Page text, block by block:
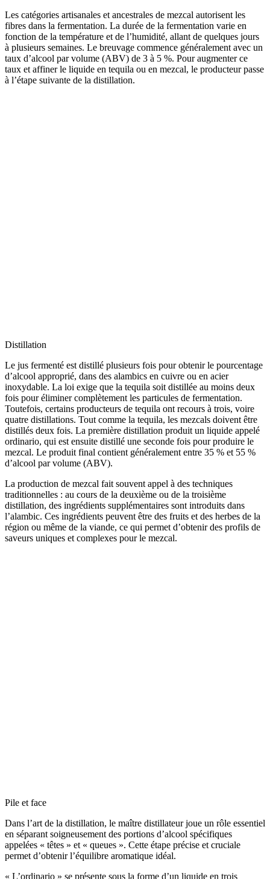
Les catégories artisanales et ancestrales de mezcal autorisent les
fibres dans la fermentation. La durée de la fermentation varie en
fonction de la température et de l’humidité, allant de quelques jours
à plusieurs semaines. Le breuvage commence généralement avec un
taux d’alcool par volume (ABV) de 3 à 5 %. Pour augmenter ce
taux et affiner le liquide en tequila ou en mezcal, le producteur passe
à l’étape suivante de la distillation.
Distillation
Le jus fermenté est distillé plusieurs fois pour obtenir le pourcentage
d’alcool approprié, dans des alambics en cuivre ou en acier
inoxydable. La loi exige que la tequila soit distillée au moins deux
fois pour éliminer complètement les particules de fermentation.
Toutefois, certains producteurs de tequila ont recours à trois, voire
quatre distillations. Tout comme la tequila, les mezcals doivent être
distillés deux fois. La première distillation produit un liquide appelé
ordinario, qui est ensuite distillé une seconde fois pour produire le
mezcal. Le produit final contient généralement entre 35 % et 55 %
d’alcool par volume (ABV).
La production de mezcal fait souvent appel à des techniques
traditionnelles : au cours de la deuxième ou de la troisième
distillation, des ingrédients supplémentaires sont introduits dans
l’alambic. Ces ingrédients peuvent être des fruits et des herbes de la
région ou même de la viande, ce qui permet d’obtenir des profils de
saveurs uniques et complexes pour le mezcal.
Pile et face
Dans l’art de la distillation, le maître distillateur joue un rôle essentiel
en séparant soigneusement des portions d’alcool spécifiques
appelées « têtes » et « queues ». Cette étape précise et cruciale
permet d’obtenir l’équilibre aromatique idéal.
« L’ordinario » se présente sous la forme d’un liquide en trois